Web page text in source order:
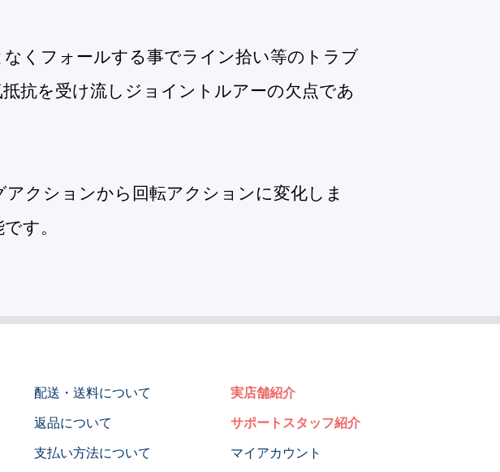
くフォールする事でライン拾い等のトラブ
抗を受け流しジョイントルアーの欠点であ
クションから回転アクションに変化しま
す。
配送・送料について
返品について
支払い方法について
実店舗紹介
サポートスタッフ紹介
マイアカウント